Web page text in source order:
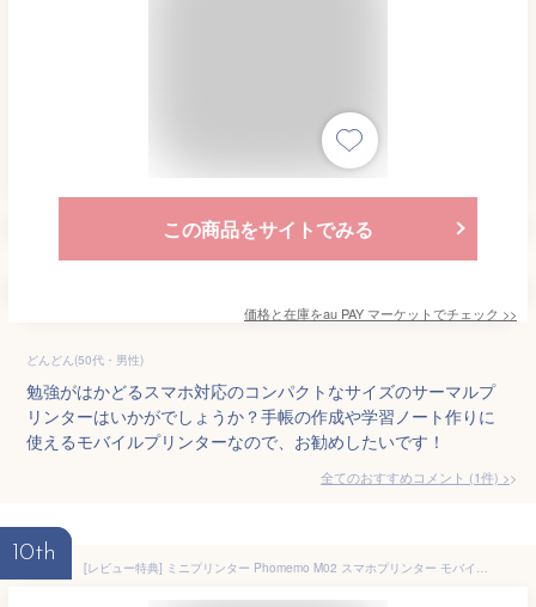
この商品をサイトでみる
価格と在庫をau PAY マーケットでチェック >>
どんどん(50代・男性)
勉強がはかどるスマホ対応のコンパクトなサイズのサーマルプ
リンターはいかがでしょうか？手帳の作成や学習ノート作りに
使えるモバイルプリンターなので、お勧めしたいです！
全てのおすすめコメント (1件) >
10th
[レビュー特典] ミニプリンター Phomemo M02 スマホプリンター モバイルプリンター 3巻感熱透明 シール 203DPI ポータブルコンパクト サーマルプリンター ラベルライター 小型 持ち運び モノクロ Bluetooth 軽量 宛名 ラベルプリンター 色が選べる